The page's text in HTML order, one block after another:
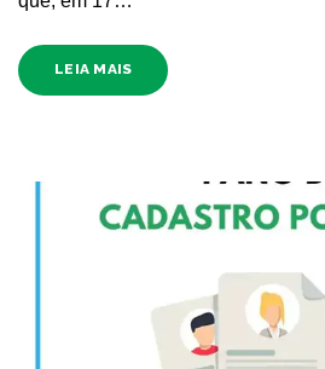
LEIA MAIS